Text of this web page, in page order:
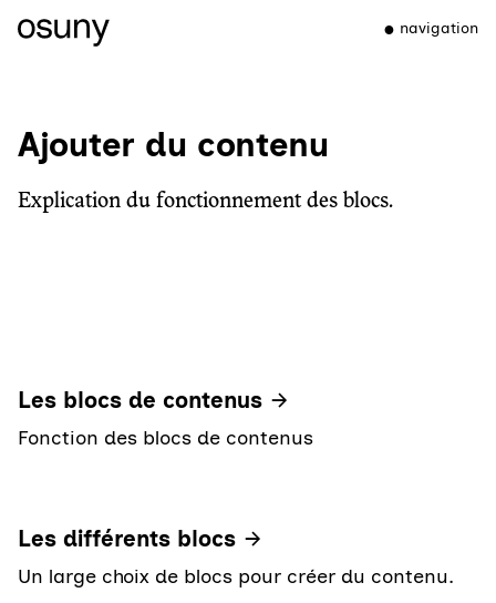
navigation
Ajouter du contenu
Explication du fonctionnement des blocs.
Les blocs de contenus
Fonction des blocs de contenus
Les différents blocs
Un large choix de blocs pour créer du contenu.